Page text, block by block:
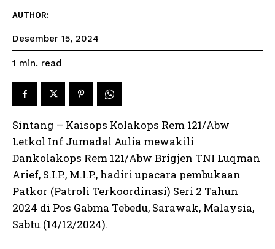
AUTHOR:
Desember 15, 2024
1 min. read
Sintang – Kaisops Kolakops Rem 121/Abw
Letkol Inf Jumadal Aulia mewakili
Dankolakops Rem 121/Abw Brigjen TNI Luqman
Arief, S.I.P., M.I.P., hadiri upacara pembukaan
Patkor (Patroli Terkoordinasi) Seri 2 Tahun
2024 di Pos Gabma Tebedu, Sarawak, Malaysia,
Sabtu (14/12/2024).